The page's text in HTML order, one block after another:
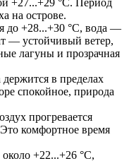
на острове.
до +28...+30 °C, вода —
— устойчивый ветер,
лагуны и прозрачная
в пределах
спокойное, природа
прогревается
комфортное время
+22...+26 °C,